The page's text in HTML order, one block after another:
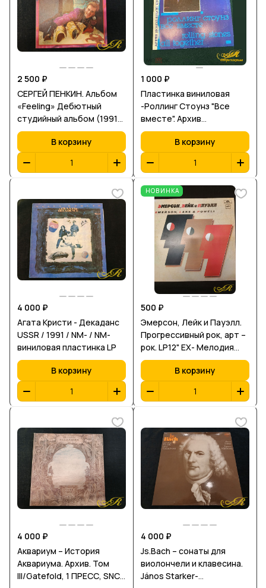
2 500 ₽
СЕРГЕЙ ПЕНКИН. Альбом
«Feeling» Дебютный
студийный альбом (1991)
1992. Мелодия. Русский
Диск. СССР. 1-st press.
В корзину
1 000 ₽
Пластинка виниловая
-Роллинг Стоунз "Все
вместе". Архив
популярной музыки 12.
В корзину
4 000 ₽
Агата Кристи - Декаданс
USSR / 1991 / NM- / NM-
виниловая пластинка LP
В корзину
НОВИНКА
500 ₽
Эмерсон, Лейк и Пауэлл.
Прогрессивный рок, арт –
рок. LP12" EX- Мелодия
1986
В корзину
4 000 ₽
Аквариум – История
Аквариума. Архив. Том
III/Gatefold, 1 ПРЕСС, SNC
4 000 ₽
Js.Bach – сонаты для
виолончели и клавесина.
János Starker-